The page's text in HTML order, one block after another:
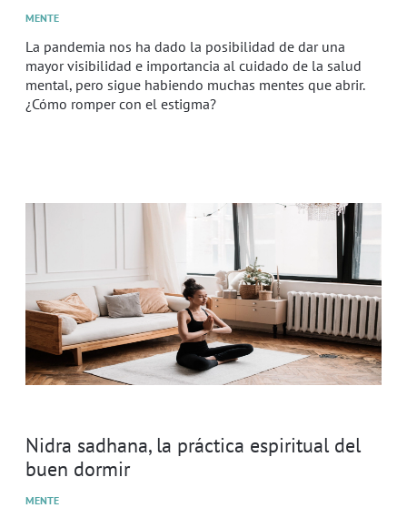
MENTE
La pandemia nos ha dado la posibilidad de dar una
mayor visibilidad e importancia al cuidado de la salud
mental, pero sigue habiendo muchas mentes que abrir.
¿Cómo romper con el estigma?
Nidra sadhana, la práctica espiritual del
buen dormir
MENTE